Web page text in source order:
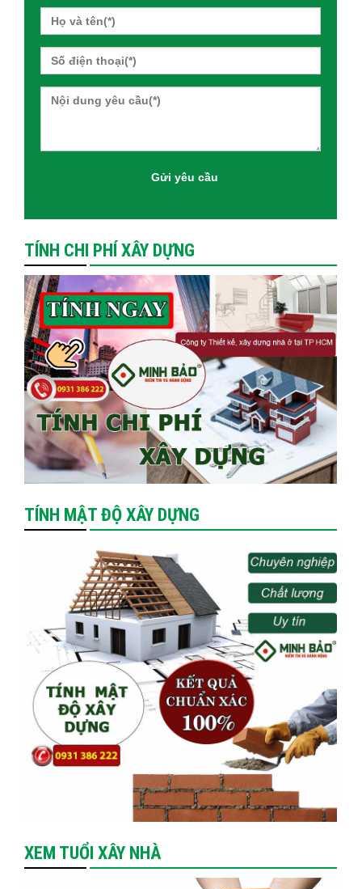
TÍNH CHI PHÍ XÂY DỰNG
TÍNH MẬT ĐỘ XÂY DỰNG
XEM TUỔI XÂY NHÀ